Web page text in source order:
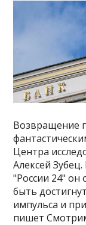
Возвращение
Центра
Алексей
"России 24" он
быть
импульса и
пишет